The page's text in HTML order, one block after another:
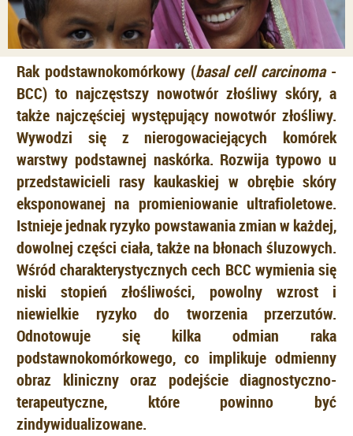
Rak podstawnokomórkowy (basal cell carcinoma-
BCC) to najczęstszy nowotwór złośliwy skóry, a
także najczęściej występujący nowotwór złośliwy.
Wywodzi się z nierogowaciejących komórek
warstwy podstawnej naskórka. Rozwija typowo u
przedstawicieli rasy kaukaskiej w obrębie skóry
eksponowanej na promieniowanie ultrafioletowe.
Istnieje jednak ryzyko powstawania zmian w każdej,
dowolnej części ciała, także na błonach śluzowych.
Wśród charakterystycznych cech BCC wymienia się
niski stopień złośliwości, powolny wzrost i
niewielkie ryzyko do tworzenia przerzutów.
Odnotowuje się kilka odmian raka
podstawnokomórkowego, co implikuje odmienny
obraz kliniczny oraz podejście diagnostyczno-
terapeutyczne, które powinno być
zindywidualizowane.